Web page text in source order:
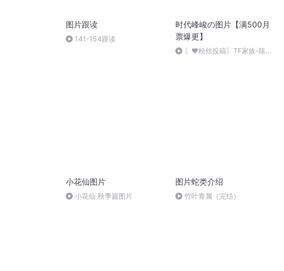
图片跟读
141-154跟读
时代峰峻の图片【满500月
票爆更】
〖❤️粉丝投稿〗TF家族-陈思
小花仙图片
小花仙 秋季篇图片
图片蛇类介绍
竹叶青属（完结）